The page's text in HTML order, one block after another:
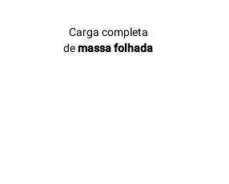
Carga completa
demassa folhada